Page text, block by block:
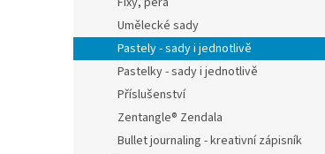
Umělecké sady
Pastely - sady i jednotlivě
Pastelky - sady i jednotlivě
Příslušenství
Zentangle® Zendala
Bullet journaling - kreativní zápisník